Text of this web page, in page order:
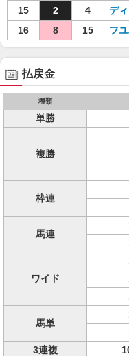
15
2 4 デ
16
8 15 フ
払戻金
種類
単勝
複勝
枠連
馬連
ワイド
馬単
3連複